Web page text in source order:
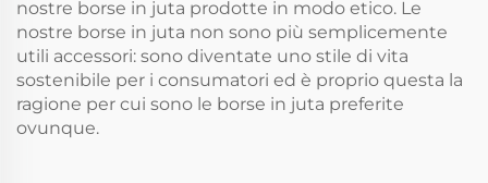
nostre borse in juta prodotte in modo etico. Le
nostre borse in juta non sono più semplicemente
utili accessori: sono diventate uno stile di vita
sostenibile per i consumatori ed è proprio questa la
ragione per cui sono le borse in juta preferite
ovunque.